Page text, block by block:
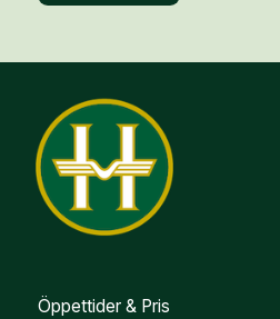
Öppettider & Pris